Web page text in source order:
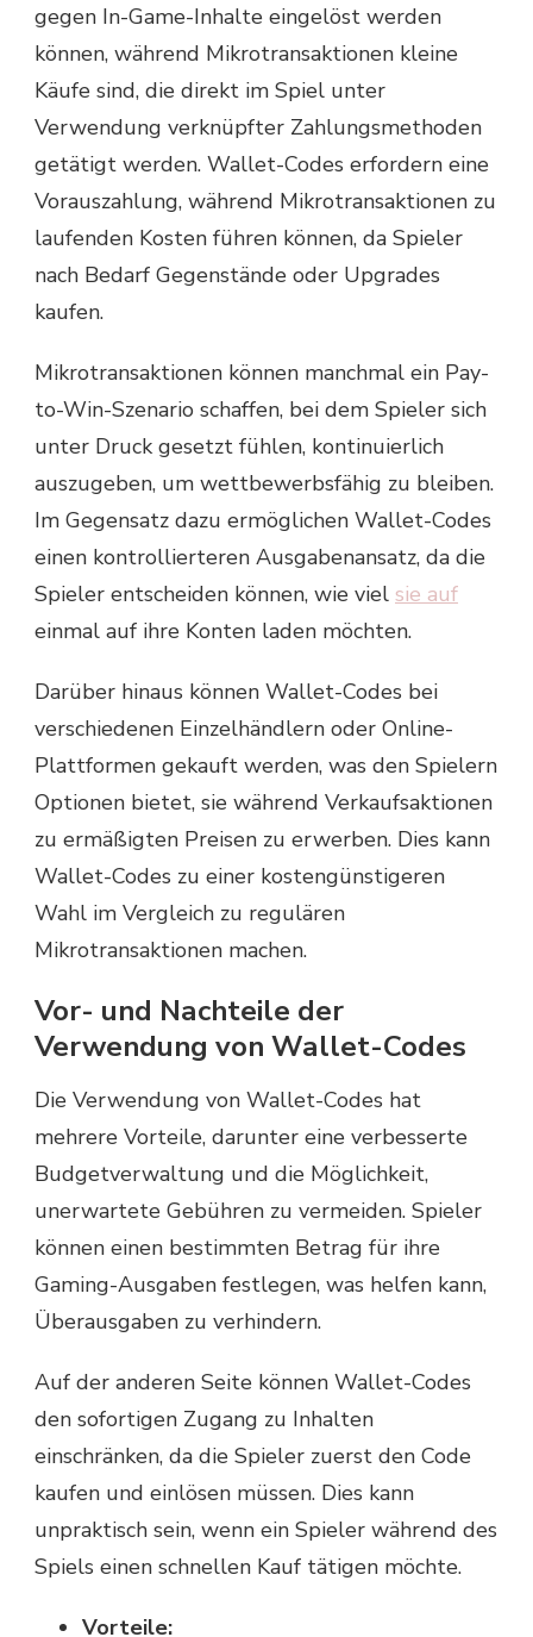
gegen In-Game-Inhalte eingelöst werden
können, während Mikrotransaktionen kleine
Käufe sind, die direkt im Spiel unter
Verwendung verknüpfter Zahlungsmethoden
getätigt werden. Wallet-Codes erfordern eine
Vorauszahlung, während Mikrotransaktionen zu
laufenden Kosten führen können, da Spieler
nach Bedarf Gegenstände oder Upgrades
kaufen.
Mikrotransaktionen können manchmal ein Pay-
to-Win-Szenario schaffen, bei dem Spieler sich
unter Druck gesetzt fühlen, kontinuierlich
auszugeben, um wettbewerbsfähig zu bleiben.
Im Gegensatz dazu ermöglichen Wallet-Codes
einen kontrollierteren Ausgabenansatz, da die
Spieler entscheiden können, wie viel sie auf
einmal auf ihre Konten laden möchten.
Darüber hinaus können Wallet-Codes bei
verschiedenen Einzelhändlern oder Online-
Plattformen gekauft werden, was den Spielern
Optionen bietet, sie während Verkaufsaktionen
zu ermäßigten Preisen zu erwerben. Dies kann
Wallet-Codes zu einer kostengünstigeren
Wahl im Vergleich zu regulären
Mikrotransaktionen machen.
Vor- und Nachteile der
Verwendung von Wallet-Codes
Die Verwendung von Wallet-Codes hat
mehrere Vorteile, darunter eine verbesserte
Budgetverwaltung und die Möglichkeit,
unerwartete Gebühren zu vermeiden. Spieler
können einen bestimmten Betrag für ihre
Gaming-Ausgaben festlegen, was helfen kann,
Überausgaben zu verhindern.
Auf der anderen Seite können Wallet-Codes
den sofortigen Zugang zu Inhalten
einschränken, da die Spieler zuerst den Code
kaufen und einlösen müssen. Dies kann
unpraktisch sein, wenn ein Spieler während des
Spiels einen schnellen Kauf tätigen möchte.
Vorteile: